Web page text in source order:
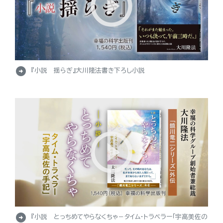
arrow_circle_right 『小説 揺らぎ』大川隆法書き下ろし小説
arrow_circle_right 『小説 とっちめてやらなくちゃ－タイム・トラベラー「宇高美佐の